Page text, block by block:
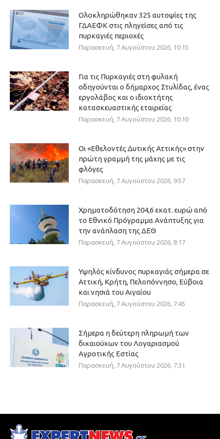
Ολοκληρώθηκαν 325 αυτοψίες της
ΓΔΑΕΦΚ στις πληγείσες από τις
πυρκαγιές περιοχές
Παρασκευή, 7 Αυγούστου 2026, 10:15
Για τις Πυρκαγιές στη φυλακή
οδηγούνται ο δήμαρχος Στυλίδας, ένας
εργολάβος και ο ιδιοκτήτης
κατασκευαστικής εταιρείας
Παρασκευή, 7 Αυγούστου 2026, 10:10
Οι «Εθελοντές Δυτικής Αττικής» στην
πρώτη γραμμή της μάχης με τις
φλόγες
Παρασκευή, 7 Αυγούστου 2026, 9:57
Χρηματοδότηση 204,6 εκατ. ευρώ από
το Εθνικό Πρόγραμμα Ανάπτυξης για
την ανάπλαση της ΔΕΘ
Παρασκευή, 7 Αυγούστου 2026, 8:17
Υψηλός κίνδυνος πυρκαγιάς σήμερα σε
Αττική, Κρήτη, Πελοπόννησο, Εύβοια
και νησιά του Αιγαίου
Παρασκευή, 7 Αυγούστου 2026, 7:45
Σήμερα η δεύτερη πληρωμή των
δικαιούχων του Λογαριασμού
Αγροτικής Εστίας
Παρασκευή, 7 Αυγούστου 2026, 7:31